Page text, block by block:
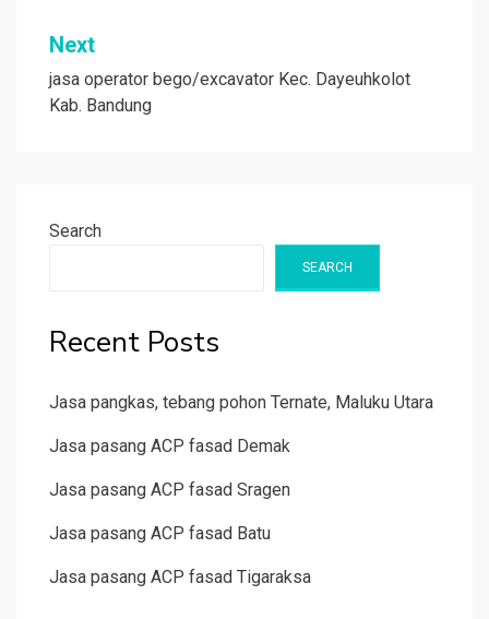
Next
jasa operator bego/excavator Kec. Dayeuhkolot
Kab. Bandung
Search
SEARCH
Recent Posts
Jasa pangkas, tebang pohon Ternate, Maluku Utara
Jasa pasang ACP fasad Demak
Jasa pasang ACP fasad Sragen
Jasa pasang ACP fasad Batu
Jasa pasang ACP fasad Tigaraksa